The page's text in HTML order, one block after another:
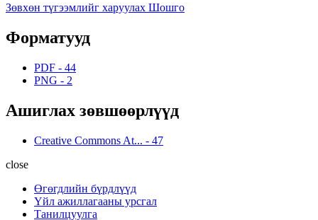
Зөвхөн түгээмлийг харуулах Шошго
Форматууд
PDF - 44
PNG - 2
Ашиглах зөвшөөрлүүд
Creative Commons At... - 47
close
Өгөгдлийн бүрдлүүд
Үйл ажиллагааны урсгал
Танилцуулга